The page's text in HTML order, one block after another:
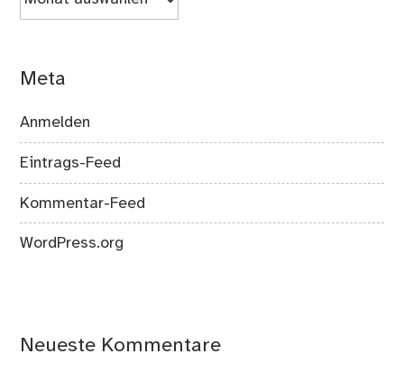
Meta
Anmelden
Eintrags-Feed
Kommentar-Feed
WordPress.org
Neueste Kommentare